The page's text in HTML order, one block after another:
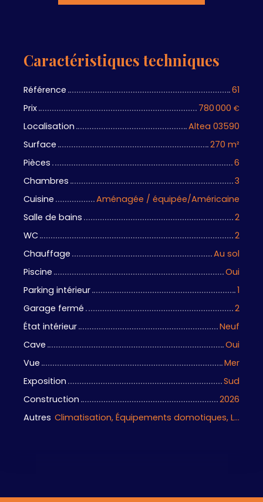
Caractéristiques techniques
Référence
61
Prix
780 000 €
Localisation
Altea 03590
Surface
270 m²
Pièces
6
Chambres
3
Cuisine
Aménagée / équipée/Américaine
Salle de bains
2
WC
2
Chauffage
Au sol
Piscine
Oui
Parking intérieur
1
Garage fermé
2
État intérieur
Neuf
Cave
Oui
Vue
Mer
Exposition
Sud
Construction
2026
Autres
Climatisation, Équipements domotiques, Local à vélo, Portail motorisé, Porte blindée, Visiophone, Volets électriques